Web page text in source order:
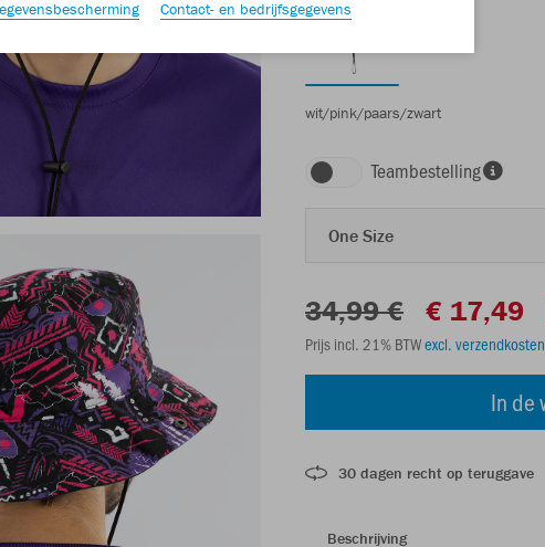
wit/pink/paars/zwart
Teambestelling
One Size
34,99 € € 17,49
Prijs incl. 21% BTWexcl. verzendkosten
In de
30 dagen recht op teruggave
Beschrijving
Contact- en bedrijfsgegevens